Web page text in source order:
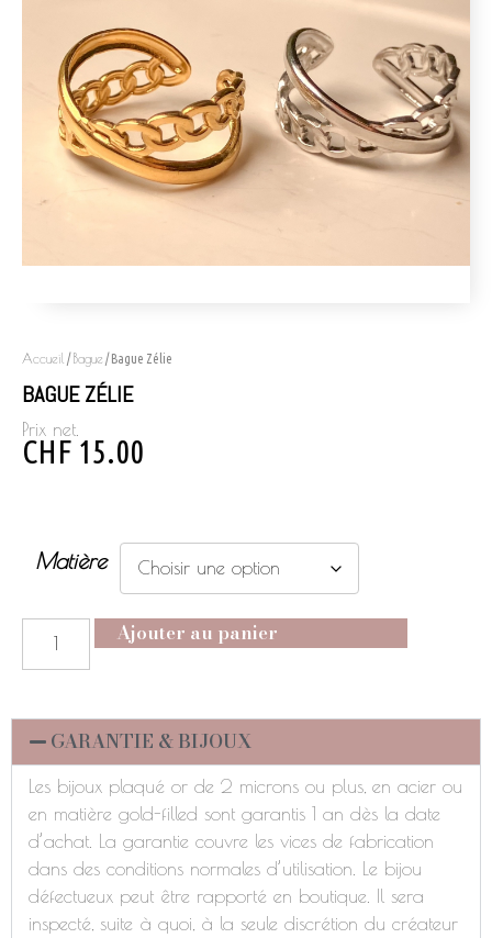
Accueil / Bague / Bague Zélie
BAGUE ZÉLIE
Prix net.
CHF 15.00
Matière
Ajouter au panier
GARANTIE & BIJOUX
Les bijoux plaqué or de 2 microns ou plus, en acier ou
en matière gold-filled sont garantis 1 an dès la date
d’achat. La garantie couvre les vices de fabrication
dans des conditions normales d’utilisation. Le bijou
défectueux peut être rapporté en boutique. Il sera
inspecté, suite à quoi, à la seule discrétion du créateur